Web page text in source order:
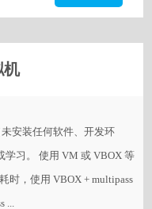
机
安装任何软件、开发环
学习。 使用 VM 或 VBOX 等
时，使用 VBOX + multipass
...